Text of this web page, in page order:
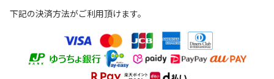
下記の決済方法がご利用頂けます。